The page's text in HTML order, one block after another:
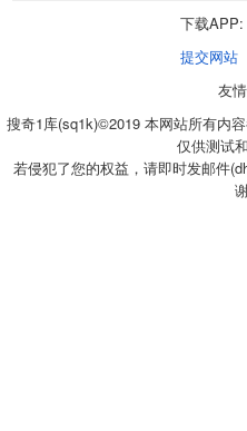
下载APP:
提交网站
友
搜奇1库(sq1k)©2019 本网站所有内
仅供测试
若侵犯了您的权益，请即时发邮件